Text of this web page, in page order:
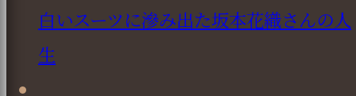
白いスーツに滲み出た坂本花織さんの人
生